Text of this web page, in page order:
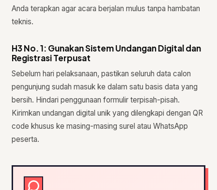
Anda terapkan agar acara berjalan mulus tanpa hambatan
teknis.
H3 No. 1: Gunakan Sistem Undangan Digital dan
Registrasi Terpusat
Sebelum hari pelaksanaan, pastikan seluruh data calon
pengunjung sudah masuk ke dalam satu basis data yang
bersih. Hindari penggunaan formulir terpisah-pisah.
Kirimkan undangan digital unik yang dilengkapi dengan QR
code khusus ke masing-masing surel atau WhatsApp
peserta.